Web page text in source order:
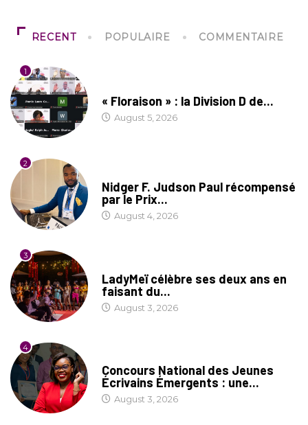
RECENT POPULAIRE COMMENTAIRE
1
« Floraison » : la Division D de...
August 5, 2026
2
Nidger F. Judson Paul récompensé
par le Prix...
August 4, 2026
3
LadyMeï célèbre ses deux ans en
faisant du...
August 3, 2026
4
Concours National des Jeunes
Écrivains Émergents : une...
August 3, 2026